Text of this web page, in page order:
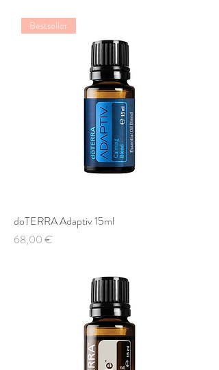
Bestseller
doTERRA Adaptiv 15ml
Preis
68,00 €